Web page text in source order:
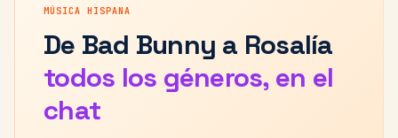
MÚSICA HISPANA
De Bad Bunny a Rosalía
todos los géneros, en el
chat